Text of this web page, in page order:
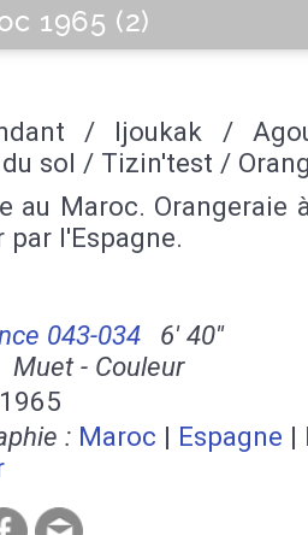
1965 (2)
/ Ijoukak /
du sol / Tizin'test /
au Maroc. Orangeraie
par l'Espagne.
043-034
6' 40''
Muet - Couleur
1965
: Maroc | Espagne |